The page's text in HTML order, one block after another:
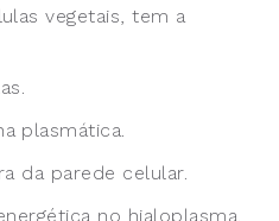
vegetais, tem a
plasmática.
parede celular.
no hialoplasma.